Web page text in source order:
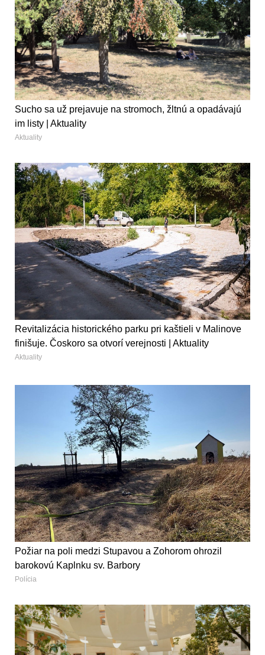
Sucho sa už prejavuje na stromoch, žltnú a opadávajú
im listy | Aktuality
Aktuality
Revitalizácia historického parku pri kaštieli v Malinove
finišuje. Čoskoro sa otvorí verejnosti | Aktuality
Aktuality
Požiar na poli medzi Stupavou a Zohorom ohrozil
barokovú Kaplnku sv. Barbory
Polícia